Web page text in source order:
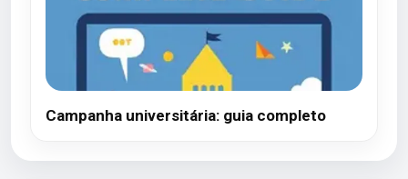
Campanha universitária: guia completo